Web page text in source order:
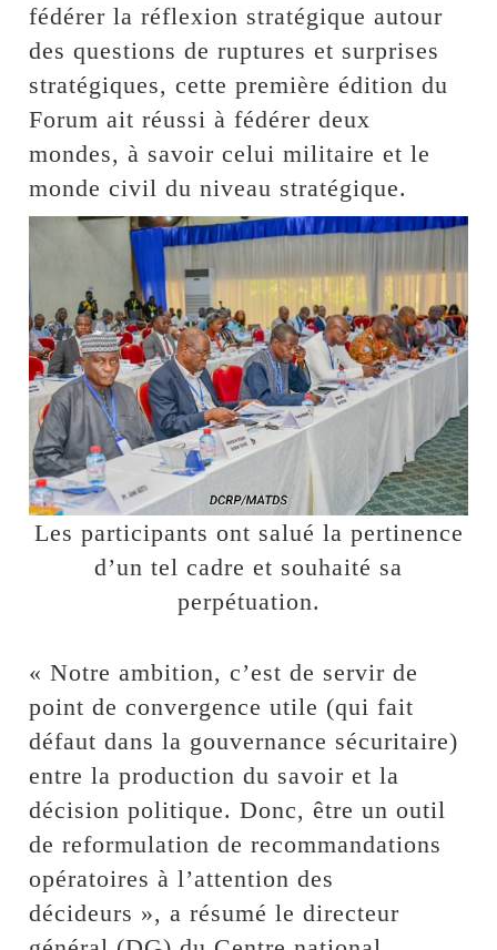
fédérer la réflexion stratégique autour
des questions de ruptures et surprises
stratégiques, cette première édition du
Forum ait réussi à fédérer deux
mondes, à savoir celui militaire et le
monde civil du niveau stratégique.
Les participants ont salué la pertinence
d’un tel cadre et souhaité sa
perpétuation.
« Notre ambition, c’est de servir de
point de convergence utile (qui fait
défaut dans la gouvernance sécuritaire)
entre la production du savoir et la
décision politique. Donc, être un outil
de reformulation de recommandations
opératoires à l’attention des
décideurs », a résumé le directeur